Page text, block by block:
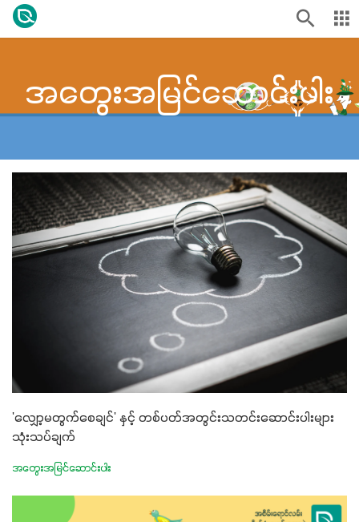
အတွေးအမြင်ဆောင်းပါး
'လျှော့မတွက်စေချင်' နှင့် တစ်ပတ်အတွင်းသတင်းဆောင်းပါးများ
သုံးသပ်ချက်
အတွေးအမြင်ဆောင်းပါး